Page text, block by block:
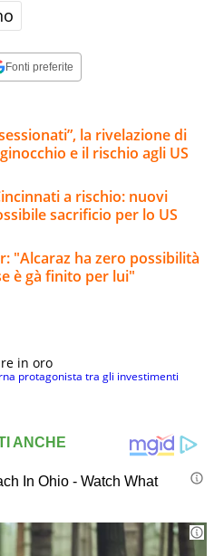
Fonti preferite
la rivelazione di
e il rischio agli US
a rischio: nuovi
sacrificio per lo US
"Alcaraz ha zero possibilità
è gà finito per lui"
in oro
protagonista tra gli investimenti